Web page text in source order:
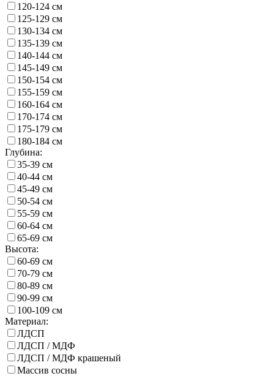
120-124 см
125-129 см
130-134 см
135-139 см
140-144 см
145-149 см
150-154 см
155-159 см
160-164 см
170-174 см
175-179 см
180-184 см
Глубина:
35-39 см
40-44 см
45-49 см
50-54 см
55-59 см
60-64 см
65-69 см
Высота:
60-69 см
70-79 см
80-89 см
90-99 см
100-109 см
Материал:
ЛДСП
ЛДСП / МДФ
ЛДСП / МДФ крашеный
Массив сосны